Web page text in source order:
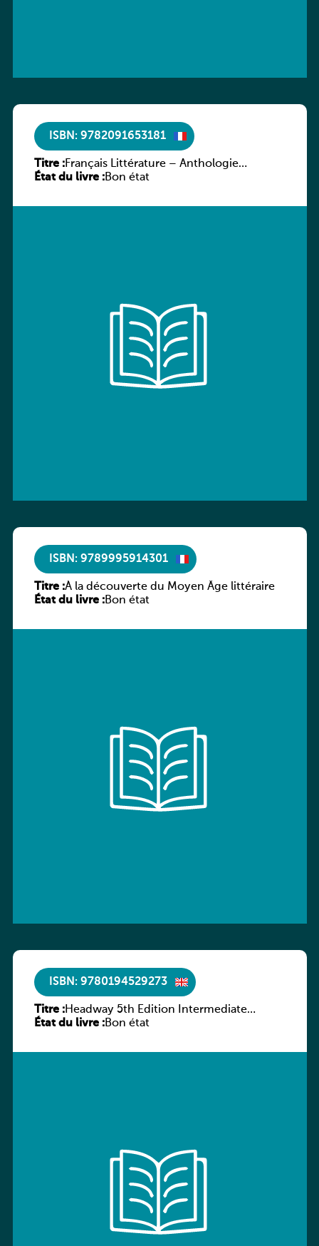
ISBN: 9782091653181
Titre :Français Littérature – Anthologie
chronologique 2de/1re
État du livre :Bon état
ISBN: 9789995914301
Titre :À la découverte du Moyen Âge littéraire
État du livre :Bon état
ISBN: 9780194529273
Titre :Headway 5th Edition Intermediate
Culture and Literature Companion
État du livre :Bon état